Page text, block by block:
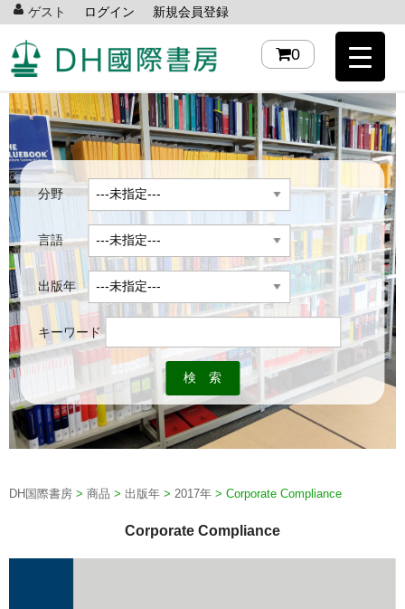
ゲスト ログイン 新規会員登録
0
分野
言語
出版年
キーワード
DH国際書房 > 商品 > 出版年 > 2017年 > Corporate Compliance
Corporate Compliance